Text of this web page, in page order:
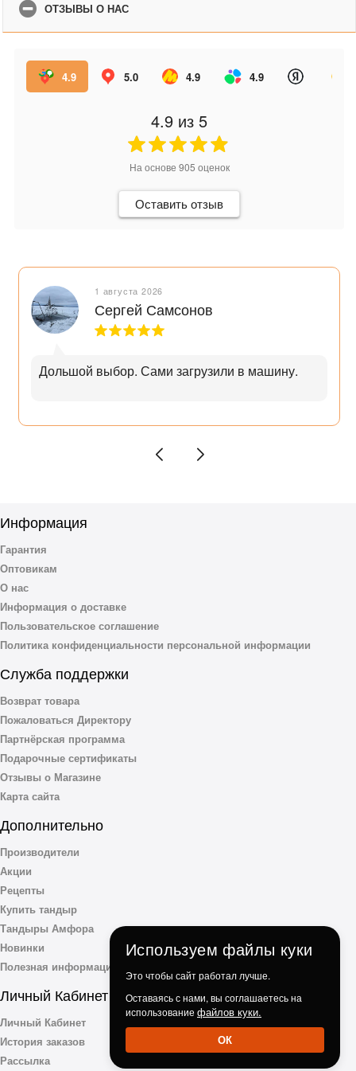
ОТЗЫВЫ О НАС
4.9 5.0 4.9 4.9
4.9 из 5
На основе 905 оценок
Оставить отзыв
1 августа 2026
Сергей Самсонов
Дольшой выбор. Сами загрузили в машину.
Информация
Гарантия
Оптовикам
О нас
Информация о доставке
Пользовательское соглашение
Политика конфиденциальности персональной информации
Служба поддержки
Возврат товара
Пожаловаться Директору
Партнёрская программа
Подарочные сертификаты
Отзывы о Магазине
Карта сайта
Дополнительно
Производители
Акции
Рецепты
Купить тандыр
Тандыры Амфора
Новинки
Полезная информация
Личный Кабинет
Личный Кабинет
История заказов
Рассылка
Используем файлы куки
Это чтобы сайт работал лучше.
Оставаясь с нами, вы соглашаетесь на
использование файлов куки.
ОК